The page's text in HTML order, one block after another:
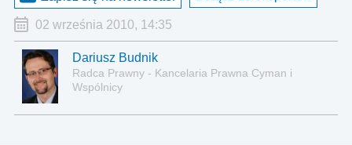
02 września 2010, 14:35
Dariusz Budnik
Radca Prawny - Kancelaria Prawna Cyman i
Wspólnicy